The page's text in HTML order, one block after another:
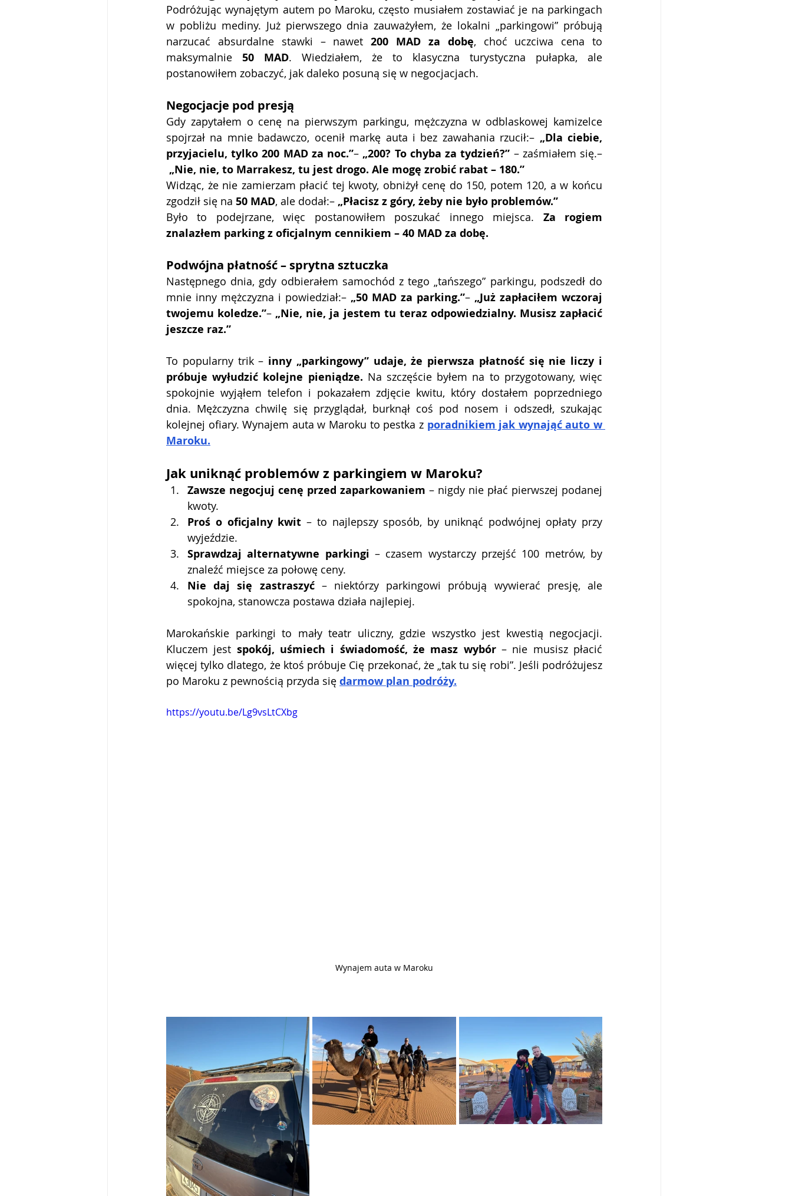
Podróżując wynajętym autem po Maroku, często musiałem zostawiać je na parkingach
w pobliżu mediny. Już pierwszego dnia zauważyłem, że lokalni „parkingowi” próbują
narzucać absurdalne stawki – nawet 200 MAD za dobę, choć uczciwa cena to
maksymalnie 50 MAD. Wiedziałem, że to klasyczna turystyczna pułapka, ale
postanowiłem zobaczyć, jak daleko posuną się w negocjacjach.
Negocjacje pod presją
Gdy zapytałem o cenę na pierwszym parkingu, mężczyzna w odblaskowej kamizelce
spojrzał na mnie badawczo, ocenił markę auta i bez zawahania rzucił:– „Dla ciebie,
przyjacielu, tylko 200 MAD za noc.”– „200? To chyba za tydzień?” – zaśmiałem się.–
„Nie, nie, to Marrakesz, tu jest drogo. Ale mogę zrobić rabat – 180.”
Widząc, że nie zamierzam płacić tej kwoty, obniżył cenę do 150, potem 120, a w końcu
zgodził się na 50 MAD, ale dodał:– „Płacisz z góry, żeby nie było problemów.”
Było to podejrzane, więc postanowiłem poszukać innego miejsca. Za rogiem
znalazłem parking z oficjalnym cennikiem – 40 MAD za dobę.
Podwójna płatność – sprytna sztuczka
Następnego dnia, gdy odbierałem samochód z tego „tańszego” parkingu, podszedł do
mnie inny mężczyzna i powiedział:– „50 MAD za parking.”– „Już zapłaciłem wczoraj
twojemu koledze.”– „Nie, nie, ja jestem tu teraz odpowiedzialny. Musisz zapłacić
jeszcze raz.”
To popularny trik – inny „parkingowy” udaje, że pierwsza płatność się nie liczy i
próbuje wyłudzić kolejne pieniądze. Na szczęście byłem na to przygotowany, więc
spokojnie wyjąłem telefon i pokazałem zdjęcie kwitu, który dostałem poprzedniego
dnia. Mężczyzna chwilę się przyglądał, burknął coś pod nosem i odszedł, szukając
kolejnej ofiary. Wynajem auta w Maroku to pestka z poradnikiem jak wynająć auto w
Maroku.
Jak uniknąć problemów z parkingiem w Maroku?
Zawsze negocjuj cenę przed zaparkowaniem – nigdy nie płać pierwszej podanej
kwoty.
Proś o oficjalny kwit – to najlepszy sposób, by uniknąć podwójnej opłaty przy
wyjeździe.
Sprawdzaj alternatywne parkingi – czasem wystarczy przejść 100 metrów, by
znaleźć miejsce za połowę ceny.
Nie daj się zastraszyć – niektórzy parkingowi próbują wywierać presję, ale
spokojna, stanowcza postawa działa najlepiej.
Marokańskie parkingi to mały teatr uliczny, gdzie wszystko jest kwestią negocjacji.
Kluczem jest spokój, uśmiech i świadomość, że masz wybór – nie musisz płacić
więcej tylko dlatego, że ktoś próbuje Cię przekonać, że „tak tu się robi”. Jeśli podróżujesz
po Maroku z pewnością przyda się darmow plan podróży.
https://youtu.be/Lg9vsLtCXbg
Wynajem auta w Maroku